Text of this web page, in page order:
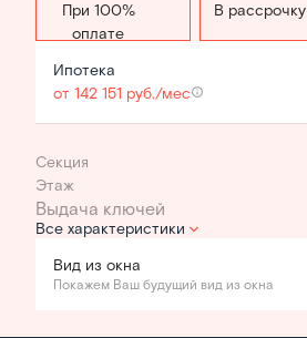
Стандартная В рассрочку
Ипотека
от 142 151 руб./мес
Секция
Этаж
Все характеристики
Вид из окна
Покажем Ваш будущий вид из окна